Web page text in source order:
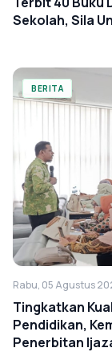
Sekolah, Sila
BERITA
Rabu, 05 Agustus
Tingkatkan
Pendidikan,
Penerbitan